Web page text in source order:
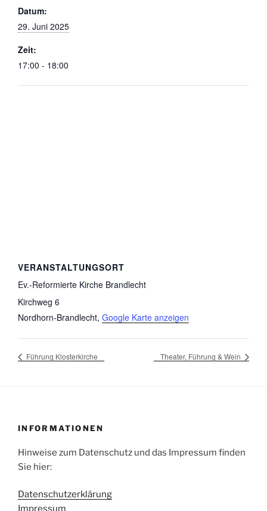
Datum:
29. Juni 2025
Zeit:
17:00 - 18:00
VERANSTALTUNGSORT
Ev.-Reformierte Kirche Brandlecht
Kirchweg 6
Nordhorn-Brandlecht, Google Karte anzeigen
Führung Klosterkirche Theater, Führung & Wein
INFORMATIONEN
Hinweise zum Datenschutz und das Impressum finden
Sie hier:
Datenschutzerklärung
Impressum